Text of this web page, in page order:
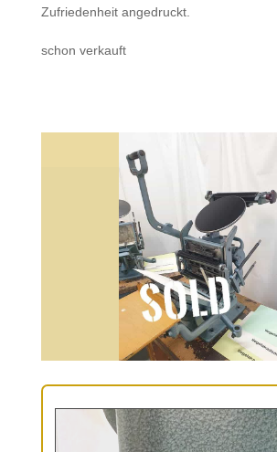
Zufrieden­heit angedruckt.
schon verkauft